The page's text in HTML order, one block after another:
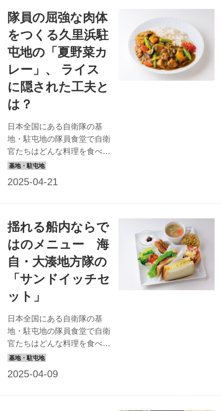
から、今回は熊谷基地の調理
場に潜入してみた。 1400人
分の食事を一度につくる、熊
谷基地の調理場 1日3食、大
量の食事を提供する航空自衛
隊熊谷基地（埼玉県）の隊員
食堂。自衛隊最大級の厨房ス
ペースには各種大型調理器具
する給養員が休む間もなく立
ち働いている。そのありさま
はまさしく戦場、自衛隊の最
前線は基地の中にもあるの
だ。 【熊谷基地隊員食堂情
隊員の屈強な肉体
をつくる久里浜駐
屯地の「夏野菜カ
レー」、 ライス
に隠された工夫と
は？
日本全国にある自衛隊の基
地・駐屯地の隊員食堂で自衛
官たちはどんな料理を食べて
いるのでしょう？ ぜひ味わ
肉、ナス、カボチャ、アスパ
ラなどが入ったカレーをビタ
ミン強化麦を混ぜて炊いたご
飯にたっぷりかけてどうぞ。
もりもり食べて疲れた体にパ
ワーチャージ！ 創立74年と
なる陸自最古の駐屯地 陸上
川県横須賀市にあります。陸
自の前身である警察予備隊が
発足した1950年から数える
と、創立74年となる陸自最
古の駐屯地です。終戦までは
揺れる船内ならで
はのメニュー 海
自・大湊地方隊の
「サンドイッチセ
ット」
日本全国にある自衛隊の基
地・駐屯地の隊員食堂で自衛
官たちはどんな料理を食べて
いるのでしょう？ ぜひ味わ